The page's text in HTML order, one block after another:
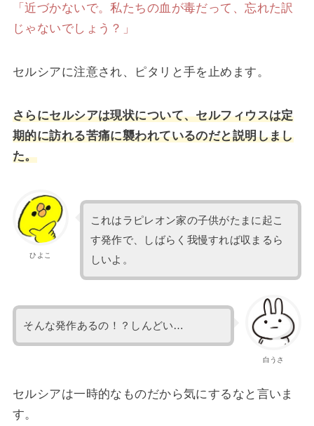
「近づかないで。私たちの血が毒だって、忘れた訳
じゃないでしょう？」
セルシアに注意され、ピタリと手を止めます。
さらにセルシアは現状について、セルフィウスは定
期的に訪れる苦痛に襲われているのだと説明しまし
た。
ひよこ
これはラピレオン家の子供がたまに起こ
す発作で、しばらく我慢すれば収まるら
しいよ。
白うさ
そんな発作あるの！？しんどい…
セルシアは一時的なものだから気にするなと言いま
す。